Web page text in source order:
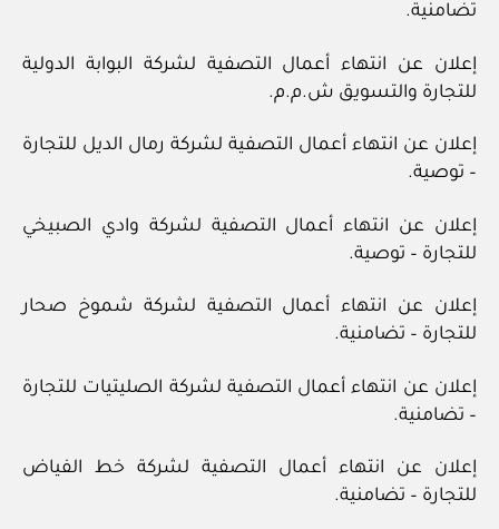
تضامنية.
إعلان عن انتهاء أعمال التصفية لشركة البوابة الدولية
للتجارة والتسويق ش.م.م.
إعلان عن انتهاء أعمال التصفية لشركة رمال الديل للتجارة
– توصية.
إعلان عن انتهاء أعمال التصفية لشركة وادي الصبيخي
للتجارة – توصية.
إعلان عن انتهاء أعمال التصفية لشركة شموخ صحار
للتجارة – تضامنية.
إعلان عن انتهاء أعمال التصفية لشركة الصليتيات للتجارة
– تضامنية.
إعلان عن انتهاء أعمال التصفية لشركة خط الفياض
للتجارة – تضامنية.